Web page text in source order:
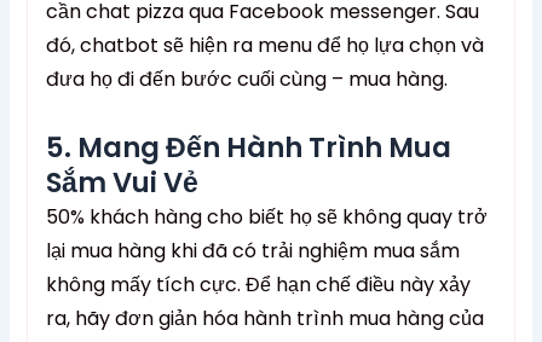
cần chat pizza qua Facebook messenger. Sau
đó, chatbot sẽ hiện ra menu để họ lựa chọn và
đưa họ đi đến bước cuối cùng – mua hàng.
5. Mang Đến Hành Trình Mua
Sắm Vui Vẻ
50% khách hàng cho biết họ sẽ không quay trở
lại mua hàng khi đã có trải nghiệm mua sắm
không mấy tích cực. Để hạn chế điều này xảy
ra, hãy đơn giản hóa hành trình mua hàng của